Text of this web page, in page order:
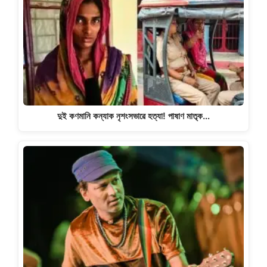
দুই কণমানি কন্যাক নৃশংসভাৱে হত্যা! পাষাণ মাতৃক…